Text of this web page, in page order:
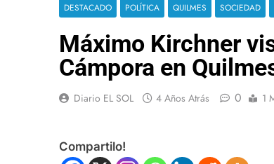
DESTACADO POLÍTICA QUILMES SOCIEDAD
Máximo Kirchner
Cámpora en
Diario EL SOL 4 Años Atrás 0 1
Compartilo!